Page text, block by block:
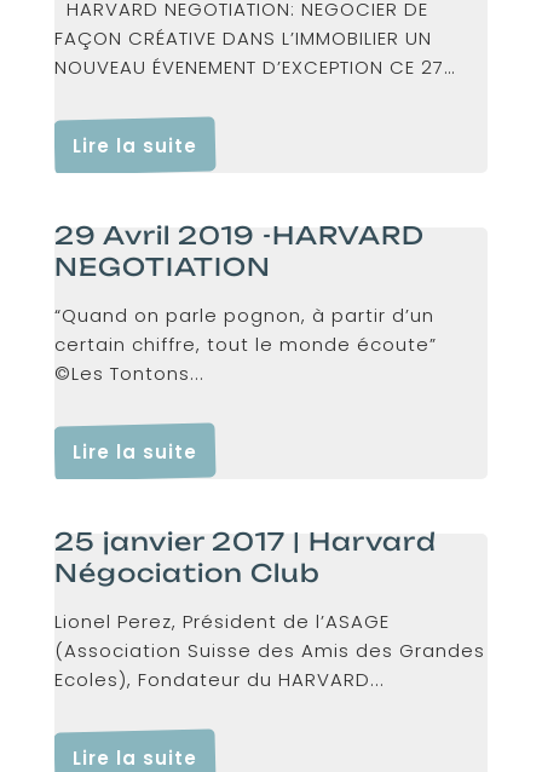
HARVARD NEGOTIATION: NEGOCIER DE
FAÇON CRÉATIVE DANS L’IMMOBILIER UN
NOUVEAU ÉVENEMENT D’EXCEPTION CE 27
Lire la suite
29 Avril 2019 -HARVARD
NEGOTIATION
“Quand on parle pognon, à partir d’un
certain chiffre, tout le monde écoute”
©Les Tontons...
Lire la suite
25 janvier 2017 | Harvard
Négociation Club
Lionel Perez, Président de l’ASAGE
(Association Suisse des Amis des Grandes
Ecoles), Fondateur du HARVARD...
Lire la suite